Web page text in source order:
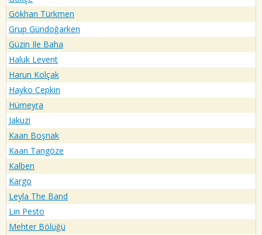
Gökhan Türkmen
Grup Gündoğarken
Güzin Ile Baha
Haluk Levent
Harun Kolçak
Hayko Cepkin
Hümeyra
Jakuzi
Kaan Boşnak
Kaan Tangöze
Kalben
Kargo
Leyla The Band
Lin Pesto
Mehter Bölüğü